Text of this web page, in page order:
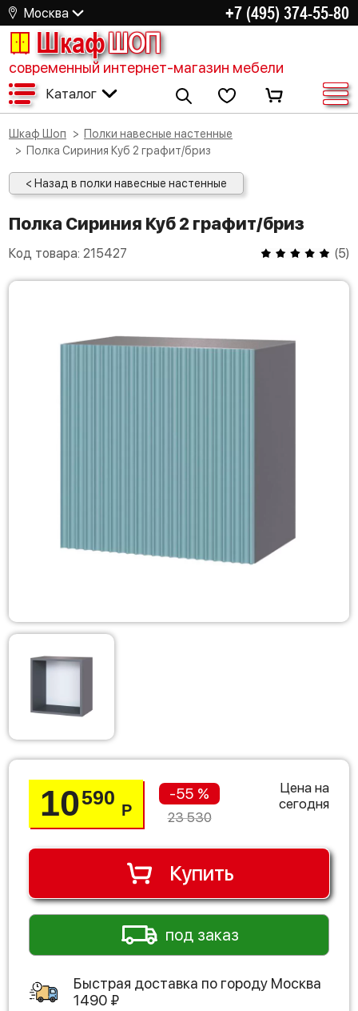
Москва +7 (495) 374-55-80
ШкафШОП
современный интернет-магазин мебели
Каталог
Шкаф Шоп
Полки навесные настенные
Полка Сириния Куб 2 графит/бриз
< Назад в полки навесные настенные
Полка Сириния Куб 2 графит/бриз
Код товара: 215427 (5)
10590
Р
-55 %
23 530
Цена на
сегодня
Купить
под заказ
Быстрая доставка по городу Москва
1490 ₽